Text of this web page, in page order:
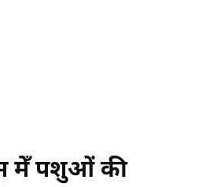
मेँ पशुओं की